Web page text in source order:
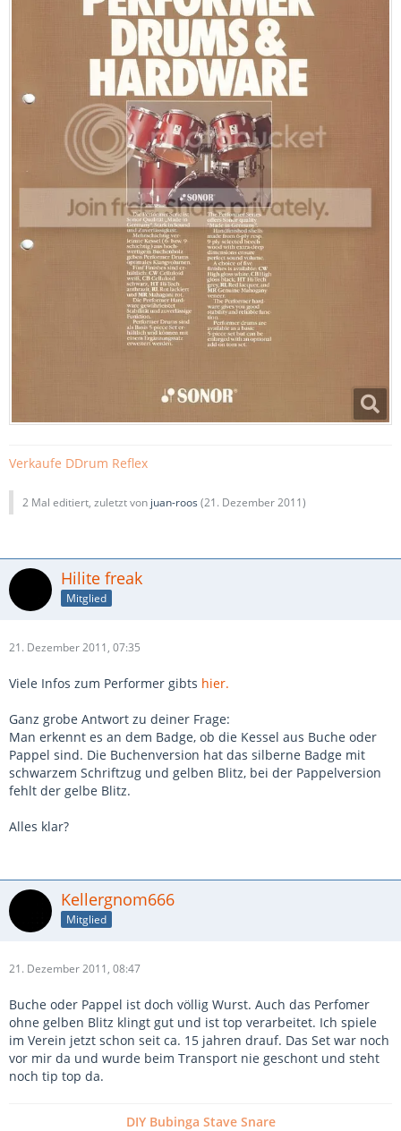
Verkaufe DDrum Reflex
2 Mal editiert, zuletzt von juan-roos (21. Dezember 2011)
Hilite freak
Mitglied
21. Dezember 2011, 07:35
Viele Infos zum Performer gibts hier.
Ganz grobe Antwort zu deiner Frage:
Man erkennt es an dem Badge, ob die Kessel aus Buche oder
Pappel sind. Die Buchenversion hat das silberne Badge mit
schwarzem Schriftzug und gelben Blitz, bei der Pappelversion
fehlt der gelbe Blitz.
Alles klar?
Kellergnom666
Mitglied
21. Dezember 2011, 08:47
Buche oder Pappel ist doch völlig Wurst. Auch das Perfomer
ohne gelben Blitz klingt gut und ist top verarbeitet. Ich spiele
im Verein jetzt schon seit ca. 15 jahren drauf. Das Set war noch
vor mir da und wurde beim Transport nie geschont und steht
noch tip top da.
DIY Bubinga Stave Snare